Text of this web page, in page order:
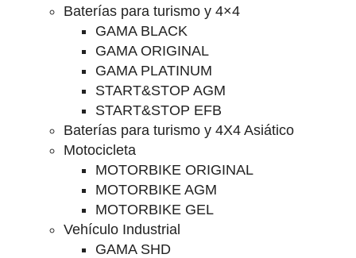
Baterías para turismo y 4×4
GAMA BLACK
GAMA ORIGINAL
GAMA PLATINUM
START&STOP AGM
START&STOP EFB
Baterías para turismo y 4X4 Asiático
Motocicleta
MOTORBIKE ORIGINAL
MOTORBIKE AGM
MOTORBIKE GEL
Vehículo Industrial
GAMA SHD